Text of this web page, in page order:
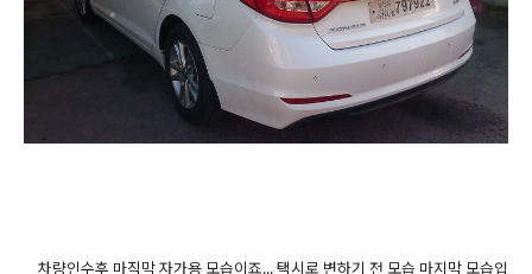
차량인수후 마직막 자가용 모습이죠... 택시로 변하기 전 모습 마지막 모습입